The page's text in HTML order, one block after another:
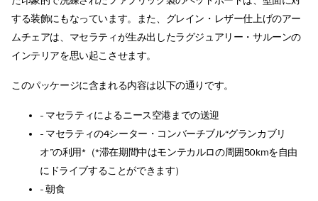
する装飾にもなっています。また、グレイン・レザー仕上げのアー
ムチェアは、マセラティが生み出したラグジュアリー・サルーンの
インテリアを思い起こさせます。
このパッケージに含まれる内容は以下の通りです。
- マセラティによるニース空港までの送迎
- マセラティの4シーター・コンバーチブル“グランカブリ
オ”の利用*（*滞在期間中はモンテカルロの周囲50kmを自由
にドライブすることができます）
- 朝食